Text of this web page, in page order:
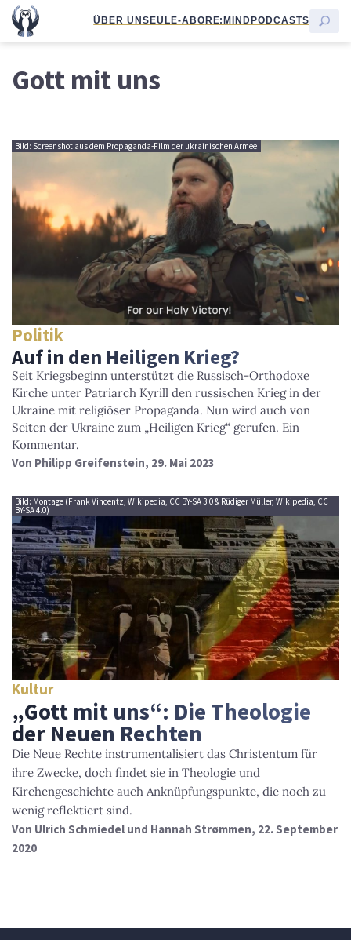
ÜBER UNSEULE-ABORE:MINDPODCASTS
Gott mit uns
Bild: Screenshot aus dem Propaganda-Film der ukrainischen Armee
Politik
Auf in den Heiligen Krieg?
Seit Kriegsbeginn unterstützt die Russisch-Orthodoxe
Kirche unter Patriarch Kyrill den russischen Krieg in der
Ukraine mit religiöser Propaganda. Nun wird auch von
Seiten der Ukraine zum „Heiligen Krieg“ gerufen. Ein
Kommentar.
Von Philipp Greifenstein, 29. Mai 2023
Bild: Montage (Frank Vincentz, Wikipedia, CC BY-SA 3.0 & Rüdiger Müller, Wikipedia, CC
BY-SA 4.0)
Kultur
„Gott mit uns“: Die Theologie
der Neuen Rechten
Die Neue Rechte instrumentalisiert das Christentum für
ihre Zwecke, doch findet sie in Theologie und
Kirchengeschichte auch Anknüpfungspunkte, die noch zu
wenig reflektiert sind.
Von Ulrich Schmiedel und Hannah Strømmen, 22. September
2020